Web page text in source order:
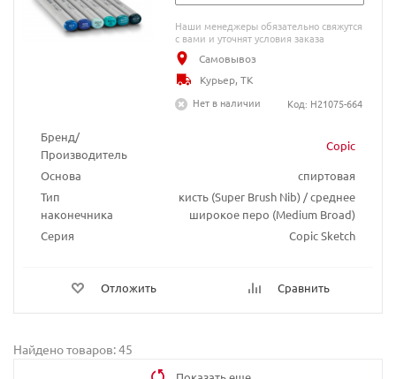
Бренд/
Производитель
Copic
Основа
спиртовая
Тип
наконечника
кисть (Super Brush Nib) / среднее
широкое перо (Medium Broad)
Серия
Copic Sketch
Отложить Сравнить
Наши менеджеры обязательно свяжутся
с вами и уточнят условия заказа
Самовывоз
Курьер, ТК
Нет в наличии
Код: H21075-664
Найдено товаров: 45